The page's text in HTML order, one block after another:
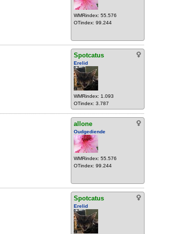
WMRindex: 55.576
OTindex: 99.244
Spotcatus
Erelid
WMRindex: 1.093
OTindex: 3.787
allone
Oudgediende
WMRindex: 55.576
OTindex: 99.244
Spotcatus
Erelid